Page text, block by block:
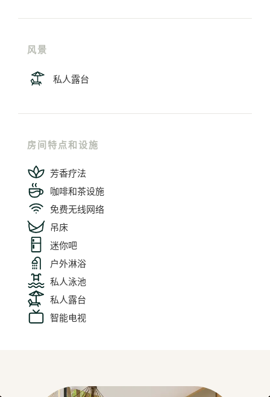
风景
私人露台
房间特点和设施
芳香疗法
咖啡和茶设施
免费无线网络
吊床
迷你吧
户外淋浴
私人泳池
私人露台
智能电视